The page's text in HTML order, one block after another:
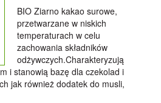
BIO Ziarno kakao surowe,
przetwarzane w niskich
temperaturach w celu
zachowania składników
odżywczych.Charakteryzują
i stanowią bazę dla czekolad i
jak również dodatek do musli,